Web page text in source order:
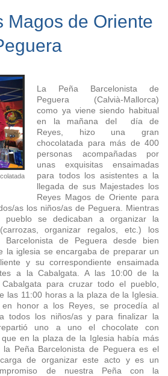
Magos de Oriente
La Peña Barcelonista de
Peguera (Calvià-Mallorca)
como ya viene siendo habitual
en la mañana del día de
Reyes, hizo una gran
chocolatada para más de 400
personas acompañadas por
unas exquisitas ensaimadas
para todos los asistentes a la
llegada de sus Majestades los
Reyes Magos de Oriente para
as los niños/as de Peguera. Mientras
pueblo se dedicaban a organizar la
organizar regalos, etc.) los
de Peguera desde bien
la iglesia se encargaba de preparar un
y su correspondiente ensaimada
a la Cabalgata. A las 10:00 de la
para cruzar todo el pueblo,
las 11:00 horas a la plaza de la Iglesia.
honor a los Reyes, se procedía al
todos los niños/as y para finalizar la
uno a uno el chocolate con
en la plaza de la Iglesia había más
Peña Barcelonista de Peguera es el
de organizar este acto y es un
de nuestra Peña con la